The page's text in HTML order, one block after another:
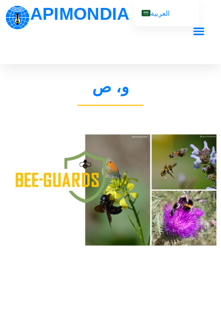
APIMONDIA
و، ص
العربية